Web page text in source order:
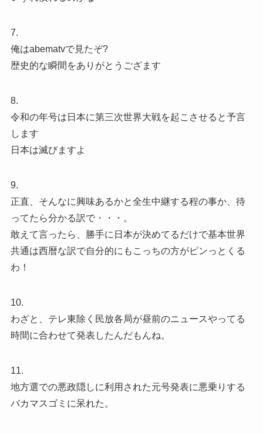
7.
俺はabematvで見たぞ?
歴史的な瞬間をありがとうござます
8.
令和の年号は日本に第三次世界大戦を起こさせると予言
します
日本は滅びますよ
9.
正直、そんなに興味あるかと全生中継する程の事か、待
ってたら分かる訳で・・・。
敢えて言ったら、勝手に日本が決めてるだけで基本世界
共通は西暦な訳で自分的にもこっちの方がピンっとくる
わ！
10.
わざと、テレ東除く民放各局が昼前のニュースやってる
時間に合わせて発表したんだもんね。
11.
地方選での悪政隠しに利用された元号発表に悪乗りする
バカマスゴミに呆れた。